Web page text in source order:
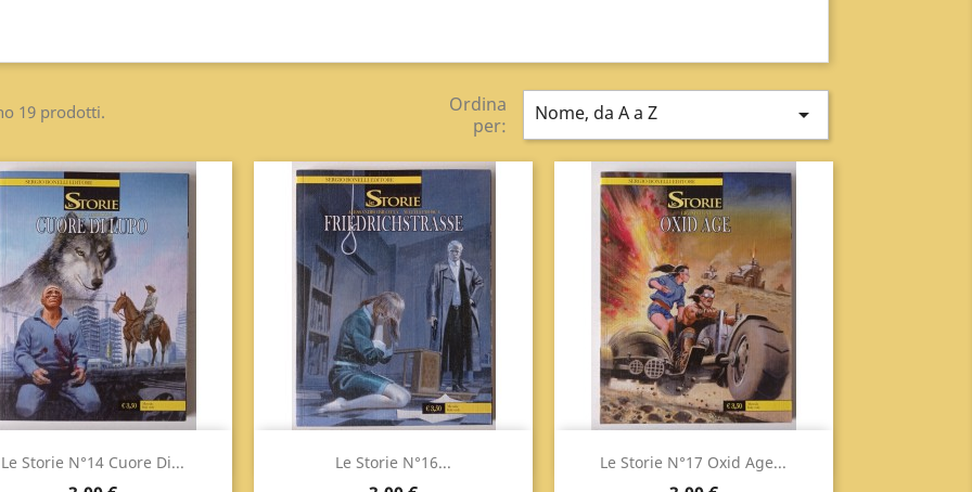
19 prodotti.
Ordina
per:
Nome, da A a Z 
Le Storie N°14 Cuore Di...
 Anteprima Le Storie N°16...
Anteprima Le Storie N°17 Oxid Age...
 Anteprima